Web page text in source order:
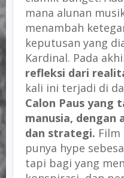
mana alunan
menambah
keputusan yang
Kardinal. Pada
refleksi dari
kali ini terjadi di
Calon Paus yang
manusia, dengan
dan strategi.
punya hype
tapi bagi yang